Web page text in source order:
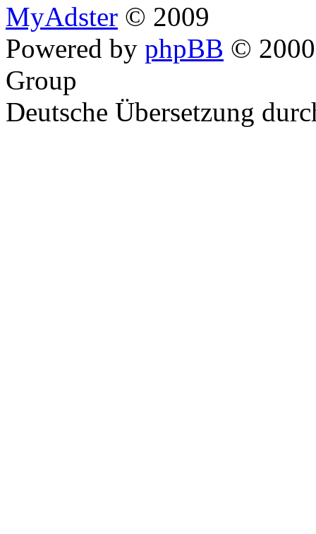
MyAdster © 2009
Powered by phpBB ©
Group
Deutsche Übersetzung